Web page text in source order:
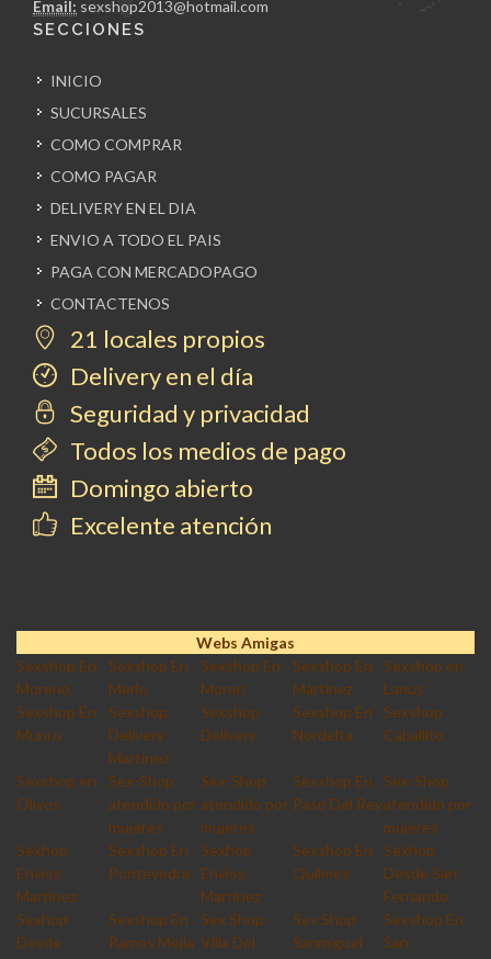
Email: sexshop2013@hotmail.com
SECCIONES
INICIO
SUCURSALES
COMO COMPRAR
COMO PAGAR
DELIVERY EN EL DIA
ENVIO A TODO EL PAIS
PAGA CON MERCADOPAGO
CONTACTENOS
21 locales propios
Delivery en el día
Seguridad y privacidad
Todos los medios de pago
Domingo abierto
Excelente atención
Webs Amigas
Sexshop En
Moreno
Sexshop En
Merlo
Sexshop En
Moron
Sexshop En
Martinez
Sexshop en
Lanus
Sexshop En
Munro
Sexshop
Delivery
Martinez
Sexshop
Delivery
Sexshop En
Nordelta
Sexshop
Caballito
Sexshop en
Olivos
Sex-Shop
atendido por
mujeres
Sex-Shop
atendido por
mujeres
Sexshop En
Paso Del Rey
Sex-Shop
atendido por
mujeres
Sexhop
Envios
Martinez
Sexshop En
Pontevedra
Sexhop
Envios
Martinez
Sexshop En
Quilmes
Sexhop
Desde San
Fernando
Sexhop
Desde
Sexshop En
Ramos Mejia
Sex Shop
Villa Del
Sex Shop
Sanmiguel
Sexshop En
San